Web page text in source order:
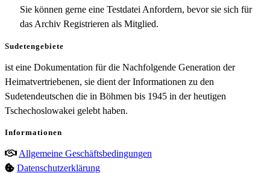
Sie können gerne eine Testdatei Anfordern, bevor sie sich für
das Archiv Registrieren als Mitglied.
Sudetengebiete
ist eine Dokumentation für die Nachfolgende Generation der
Heimatvertriebenen, sie dient der Informationen zu den
Sudetendeutschen die in Böhmen bis 1945 in der heutigen
Tschechoslowakei gelebt haben.
Informationen
Allgemeine Geschäftsbedingungen
Datenschutzerklärung